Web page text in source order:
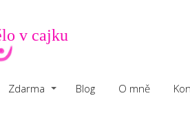
v cajku
Zdarma Blog O mně